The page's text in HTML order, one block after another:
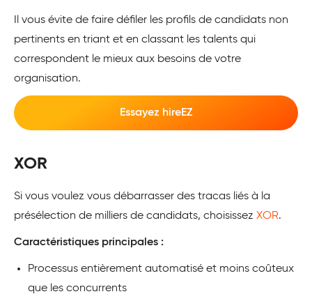
Il vous évite de faire défiler les profils de candidats non
pertinents en triant et en classant les talents qui
correspondent le mieux aux besoins de votre
organisation.
Essayez hireEZ
XOR
Si vous voulez vous débarrasser des tracas liés à la
présélection de milliers de candidats, choisissez XOR.
Caractéristiques principales :
Processus entièrement automatisé et moins coûteux
que les concurrents